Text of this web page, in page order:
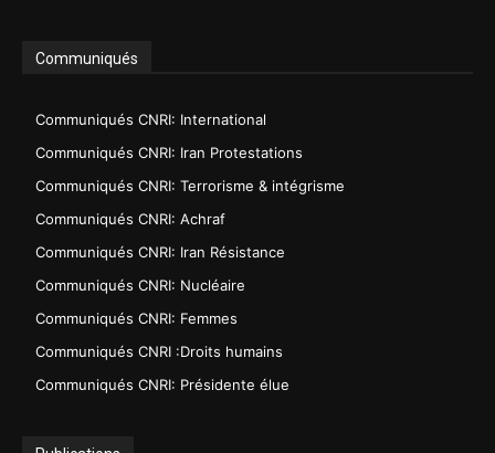
Communiqués
Communiqués CNRI: International
Communiqués CNRI: Iran Protestations
Communiqués CNRI: Terrorisme & intégrisme
Communiqués CNRI: Achraf
Communiqués CNRI: Iran Résistance
Communiqués CNRI: Nucléaire
Communiqués CNRI: Femmes
Communiqués CNRI :Droits humains
Communiqués CNRI: Présidente élue